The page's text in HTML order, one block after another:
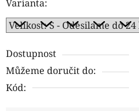
Varianta:
Dostupnost
Můžeme doručit do:
Kód: